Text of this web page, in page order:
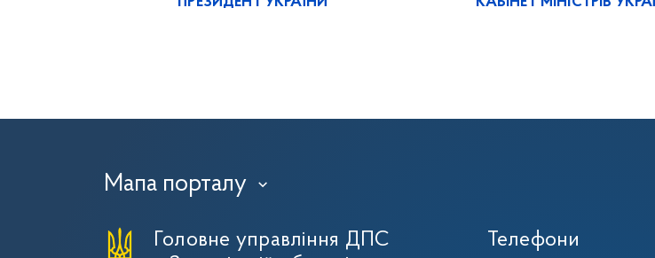
Мапа порталу ›
Головне управління ДПС
Телефони